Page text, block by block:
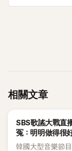
相關文章
K-POP
SBS歌謠大戰直
冤：明明做得很
韓國大型音樂節目